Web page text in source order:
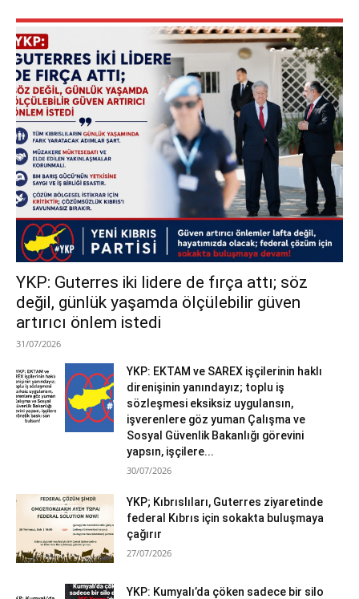
YKP: Guterres iki lidere de fırça attı; söz
değil, günlük yaşamda ölçülebilir güven
artırıcı önlem istedi
31/07/2026
YKP: EKTAM ve SAREX işçilerinin haklı
direnişinin yanındayız; toplu iş
sözleşmesi eksiksiz uygulansın,
işverenlere göz yuman Çalışma ve
Sosyal Güvenlik Bakanlığı görevini
yapsın, işçilere...
30/07/2026
YKP; Kıbrıslıları, Guterres ziyaretinde
federal Kıbrıs için sokakta buluşmaya
çağırır
27/07/2026
YKP: Kumyalı’da çöken sadece bir silo